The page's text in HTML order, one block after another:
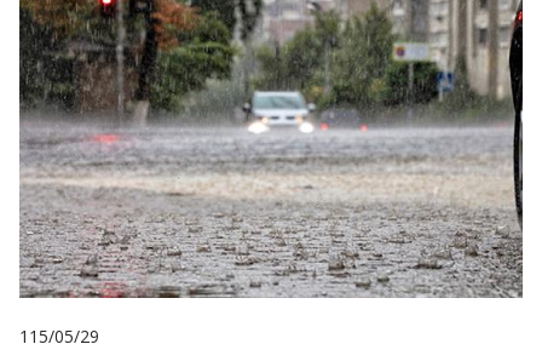
115/05/29